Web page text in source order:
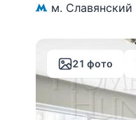
м. Славянский
21 фото